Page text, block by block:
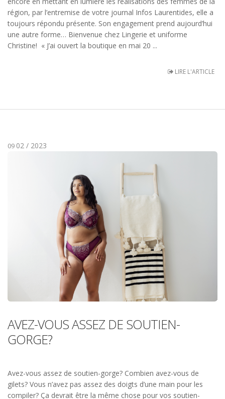
région, par l’entremise de votre journal Infos Laurentides, elle a
toujours répondu présente. Son engagement prend aujourd’hui
une autre forme… Bienvenue chez Lingerie et uniforme
Christine! « J’ai ouvert la boutique en mai 20 ...
LIRE L'ARTICLE
09 02 / 2023
AVEZ-VOUS ASSEZ DE SOUTIEN-
GORGE?
Avez-vous assez de soutien-gorge? Combien avez-vous de
gilets? Vous n’avez pas assez des doigts d’une main pour les
compiler? Ça devrait être la même chose pour vos soutien-